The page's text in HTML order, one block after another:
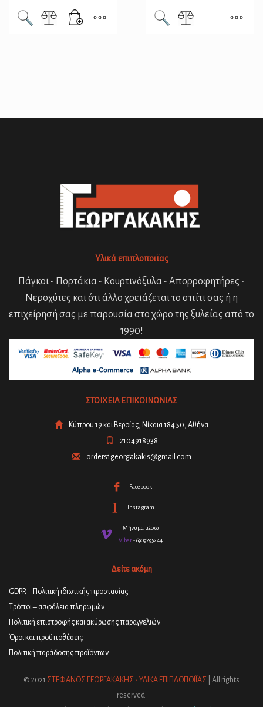
Υλικά επιπλοποιϊας
Πάγκοι - Πορτάκια - Κουρτινόξυλα - Απορροφητήρες -
Νεροχύτες και ότι άλλο χρειάζεται το σπίτι σας ή η
επιχείρησή σας με παρουσία στο χώρο της ξυλείας από το
1990!
ΣΤΟΙΧΕΙΑ ΕΠΙΚΟΙΝΩΝΙΑΣ
Κύπρου 19 και Βεροίας, Νίκαια 184 50, Αθήνα
2104918938
orders1georgakakis@gmail.com
Facebook
Instagram
Μήνυμα μέσω
Viber- 6909295244
Δείτε ακόμη
GDPR – Πολιτική ιδιωτικής προστασίας
Τρόποι – ασφάλεια πληρωμών
Πολιτική επιστροφής και ακύρωσης παραγγελιών
Όροι και προϋποθέσεις
Πολιτική παράδοσης προϊόντων
© 2021 ΣΤΕΦΑΝΟΣ ΓΕΩΡΓΑΚΑΚΗΣ - ΥΛΙΚΑ ΕΠΙΠΛΟΠΟΙΪΑΣ | All rights
reserved.